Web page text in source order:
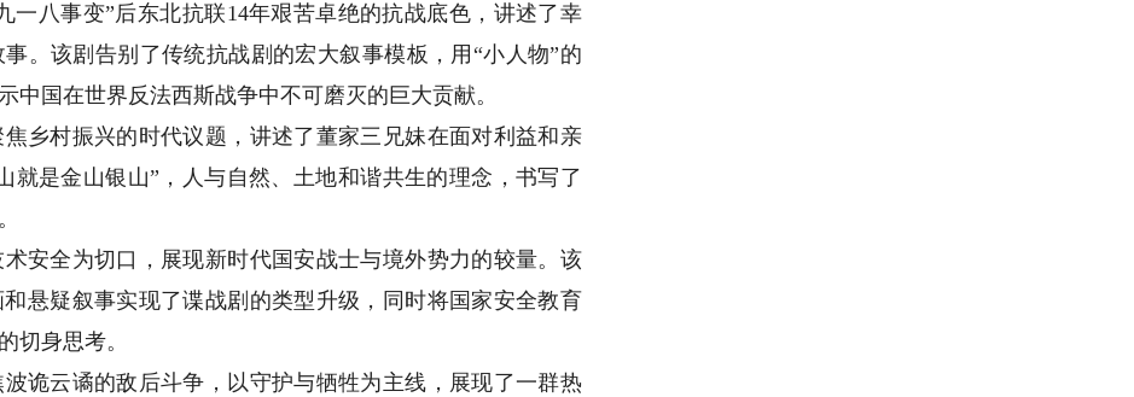
一八事变”后东北抗联14年艰苦卓绝的抗战底色，讲述了幸
。该剧告别了传统抗战剧的宏大叙事模板，用“小人物”的
中国在世界反法西斯战争中不可磨灭的巨大贡献。
焦乡村振兴的时代议题，讲述了董家三兄妹在面对利益和亲
就是金山银山”，人与自然、土地和谐共生的理念，书写了
术安全为切口，展现新时代国安战士与境外势力的较量。该
悬疑叙事实现了谍战剧的类型升级，同时将国家安全教育
切身思考。
波诡云谲的敌后斗争，以守护与牺牲为主线，展现了一群热